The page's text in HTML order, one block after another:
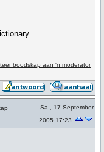
boodskap aan 'n moderator
Sa., 17 September
2005 17:23